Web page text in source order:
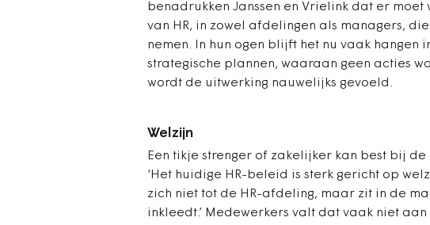
benadrukken Janssen en Vrielink dat er
van HR, in zowel afdelingen als managers,
nemen. In hun ogen blijft het nu vaak hangen
strategische plannen, waaraan geen acties
wordt de uitwerking nauwelijks gevoeld.
Welzijn
Een tikje strenger of zakelijker kan best bij
‘Het huidige HR-beleid is sterk gericht op
zich niet tot de HR-afdeling, maar zit in de
inkleedt.’ Medewerkers valt dat vaak niet